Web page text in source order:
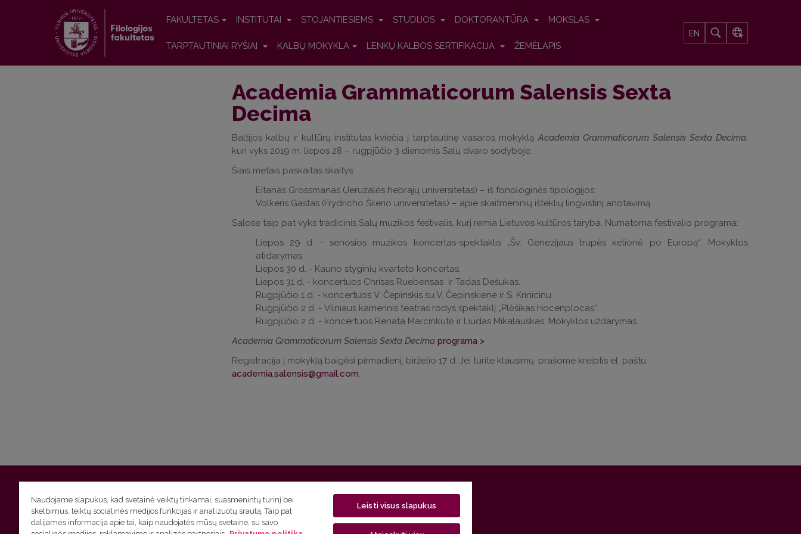
FAKULTETAS INSTITUTAI STOJANTIESIEMS STUDIJOS DOKTORANTŪRA MOKSLAS
TARPTAUTINIAI RYŠIAI KALBŲ MOKYKLA LENKŲ KALBOS SERTIFIKACIJA ŽEMĖLAPIS
EN
Academia Grammaticorum Salensis Sexta
Decima
Baltijos kalbų ir kultūrų institutas kviečia į tarptautinę vasaros mokykląAcademia Grammaticorum Salensis Sexta Decima,
kuri vyks 2019 m. liepos 28 – rugpjūčio 3 dienomis Salų dvaro sodyboje.
Šiais metais paskaitas skaitys:
Eitanas Grossmanas (Jeruzalės hebrajų universitetas) – iš fonologinės tipologijos;
Volkeris Gastas (Frydricho Šilerio universitetas) – apie skaitmeninių išteklių lingvistinį anotavimą.
Salose taip pat vyks tradicinis Salų muzikos festivalis, kurį remia Lietuvos kultūros taryba. Numatoma festivalio programa:
Liepos 29 d. - senosios muzikos koncertas-spektaklis „Šv. Genezijaus trupės kelionė po Europą“. Mokyklos
atidarymas.
Liepos 30 d. - Kauno styginių kvarteto koncertas.
Liepos 31 d. - koncertuos Chrisas Ruebensas ir Tadas Dešukas.
Rugpjūčio 1 d. - koncertuos V. Čepinskis su V. Čepinskiene ir S. Krinicinu.
Rugpjūčio 2 d. - Vilniaus kamerinis teatras rodys spektaklį „Plėšikas Hocenplocas“.
Rugpjūčio 2 d. - koncertuos Renata Marcinkutė ir Liudas Mikalauskas. Mokyklos uždarymas.
Academia Grammaticorum Salensis Sexta Decima programa >
Registracija į mokyklą baigėsi pirmadienį, birželio 17 d. Jei turite klausimų, prašome kreiptis el. paštu:
academia.salensis@gmail.com.
Vilniaus universitetas Filologijos fakultetas | Universiteto g. 5, LT-01131 Vilnius
Studijų skyriaus(studijų ir tvarkaraščio klausimai) tel. (0 5) 268 7208 | El. paštasstudijos@flf.vu.lt
Naudojame slapukus, kad svetainė veiktų tinkamai, suasmenintų turinį bei
skelbimus, teiktų socialinės medijos funkcijas ir analizuotų srautą. Taip pat
dalijamės informacija apie tai, kaip naudojatės mūsų svetaine, su savo
Leisti visus slapukus